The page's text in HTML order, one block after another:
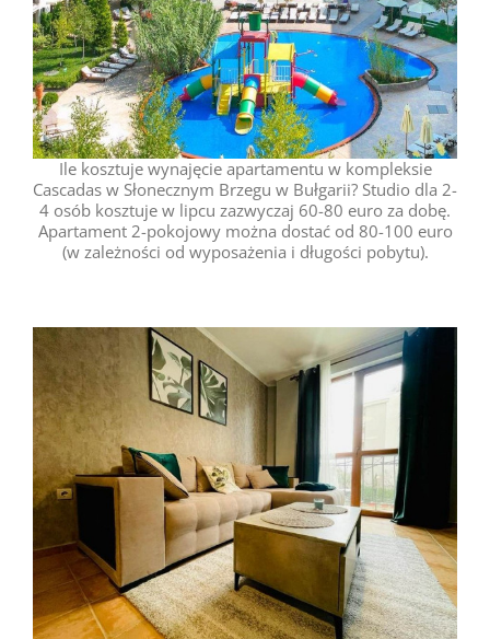
Ile kosztuje wynajęcie apartamentu w kompleksie
Cascadas w Słonecznym Brzegu w Bułgarii? Studio dla 2-
4 osób kosztuje w lipcu zazwyczaj 60-80 euro za dobę.
Apartament 2-pokojowy można dostać od 80-100 euro
(w zależności od wyposażenia i długości pobytu).